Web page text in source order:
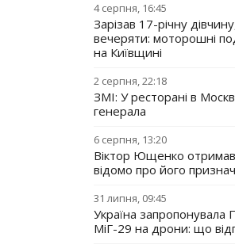
4 серпня, 16:45
Зарізав 17-річну
вечеряти: моторошні
на Київщині
2 серпня, 22:18
ЗМІ: У ресторані в
генерала
6 серпня, 13:20
Віктор Ющенко
відомо про його
31 липня, 09:45
Україна запропонувала
МіГ-29 на дрони: що